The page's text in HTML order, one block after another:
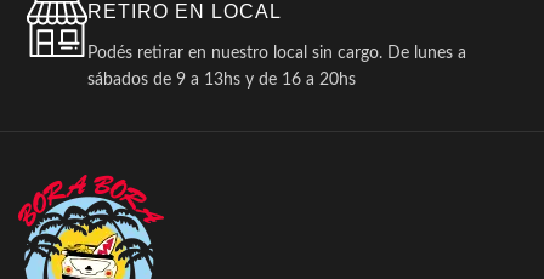
RETIRO EN LOCAL
Podés retirar en nuestro local sin cargo. De lunes a
sábados de 9 a 13hs y de 16 a 20hs